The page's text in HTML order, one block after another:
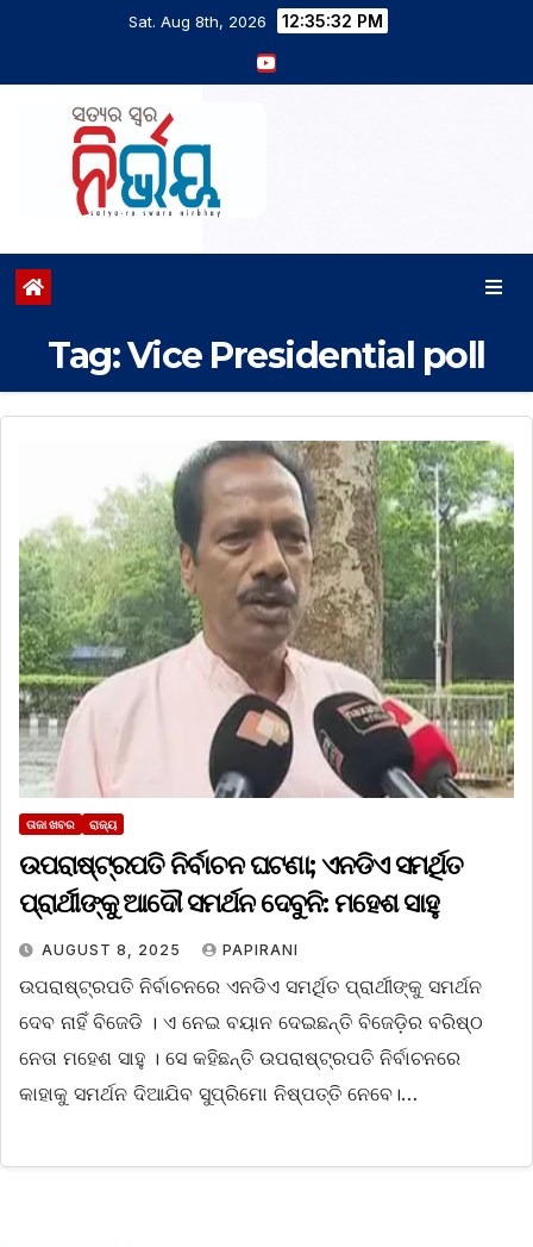
Sat. Aug 8th, 2026 12:35:32 PM
Tag:Vice Presidential poll
ତାଜା ଖବର ରାଜ୍ୟ
ଉପରାଷ୍ଟ୍ରପତି ନିର୍ବାଚନ ଘଟଣା; ଏନଡିଏ ସମର୍ଥିତ
ପ୍ରାର୍ଥୀଙ୍କୁ ଆଦୌ ସମର୍ଥନ ଦେବୁନି: ମହେଶ ସାହୁ
AUGUST 8, 2025 PAPIRANI
ଉପରାଷ୍ଟ୍ରପତି ନିର୍ବାଚନରେ ଏନଡିଏ ସମର୍ଥିତ ପ୍ରାର୍ଥୀଙ୍କୁ ସମର୍ଥନ
ଦେବ ନାହିଁ ବିଜେଡି । ଏ ନେଇ ବୟାନ ଦେଇଛନ୍ତି ବିଜେଡ଼ିର ବରିଷ୍ଠ
ନେତା ମହେଶ ସାହୁ । ସେ କହିଛନ୍ତି ଉପରାଷ୍ଟ୍ରପତି ନିର୍ବାଚନରେ
କାହାକୁ ସମର୍ଥନ ଦିଆଯିବ ସୁପ୍ରିମୋ ନିଷ୍ପତ୍ତି ନେବେ।…